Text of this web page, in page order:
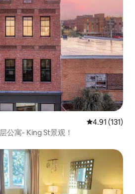
平均评分 4.91
4.91 (131)
公寓- King St景观！